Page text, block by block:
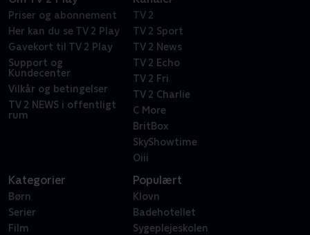
Priser og abonnement
Her kan du se TV 2 Play
Gavekort til TV 2 Play
Support og
Kundecenter
Vilkår og betingelser
TV 2 NEWS i offentligt
rum
TV 2
TV 2 Sport
TV 2 News
TV 2 Echo
TV 2 Fri
TV 2 Charlie
C More
BritBox
SkyShowtime
Oiii
Kategorier
Børn
Serier
Film
Populært
Klovn
Badehotellet
Sygeplejeskolen